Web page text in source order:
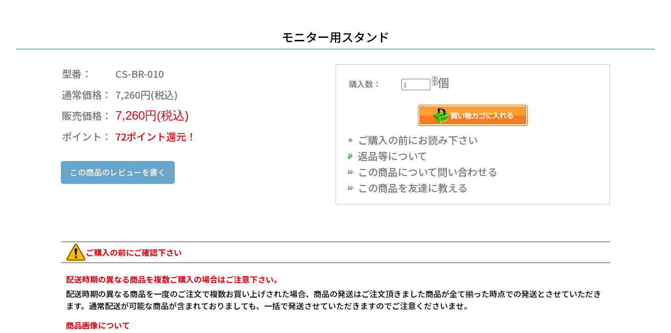
モニター用スタンド
型番：
CS-BR-010
通常価格： 7,260円(税込)
販売価格： 7,260円(税込)
ポイント： 72ポイント還元！
この商品のレビューを書く
購入数： 個
ご購入の前にお読み下さい
返品等について
この商品について問い合わせる
この商品を友達に教える
ご購入の前にご確認下さい
配送時期の異なる商品を複数ご購入の場合はご注意下さい。
配送時期の異なる商品を一度のご注文で複数お買い上げされた場合、商品の発送はご注文頂きました商品が全て揃った時点での発送とさせていただき
ます。通常配送が可能な商品が含まれておりましても、一括で発送させていただきますのでご注意くださいませ。
商品画像について